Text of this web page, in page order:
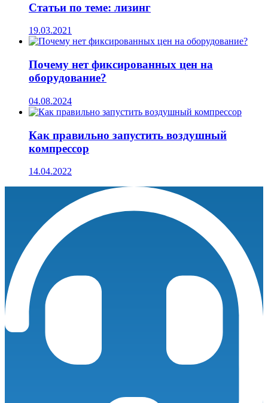
Статьи по теме: лизинг
19.03.2021
Почему нет фиксированных цен на
оборудование?
04.08.2024
Как правильно запустить воздушный
компрессор
14.04.2022